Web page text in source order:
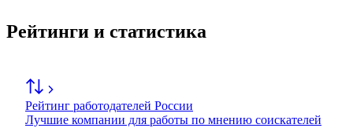
Рейтинги и статистика
Рейтинг работодателей России
Лучшие компании для работы по мнению соискателей